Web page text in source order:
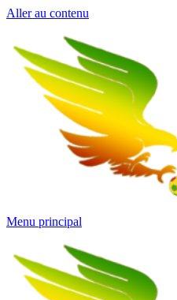
Aller au contenu
Menu principal